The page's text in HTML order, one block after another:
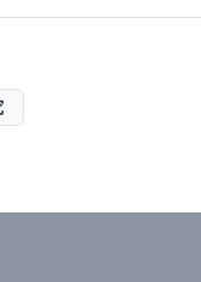
パク質や遺伝子物
き起こせる点にあ
ウイルス・エボラ
害を越えることが